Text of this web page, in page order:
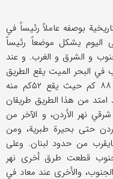
بوصفه عاملاً رئیساً في
الیوم یشکل موضعاً رئیساً
و الشرق و الغرب. و عند
في البحر المیت یقع الطریق
الرئیس بین عمان و القدس البالغ طوله ۸۸ کم حیث یقع ۵۲کم منه
و قد امتد من هذا الطریق طریقان
نهر الأردن، و الآخر من
حتی بحیرة طبریة، ومن
من حدود لبنان. وعلی
قطعت طرق أخری نهر
والأخری عند معاد في